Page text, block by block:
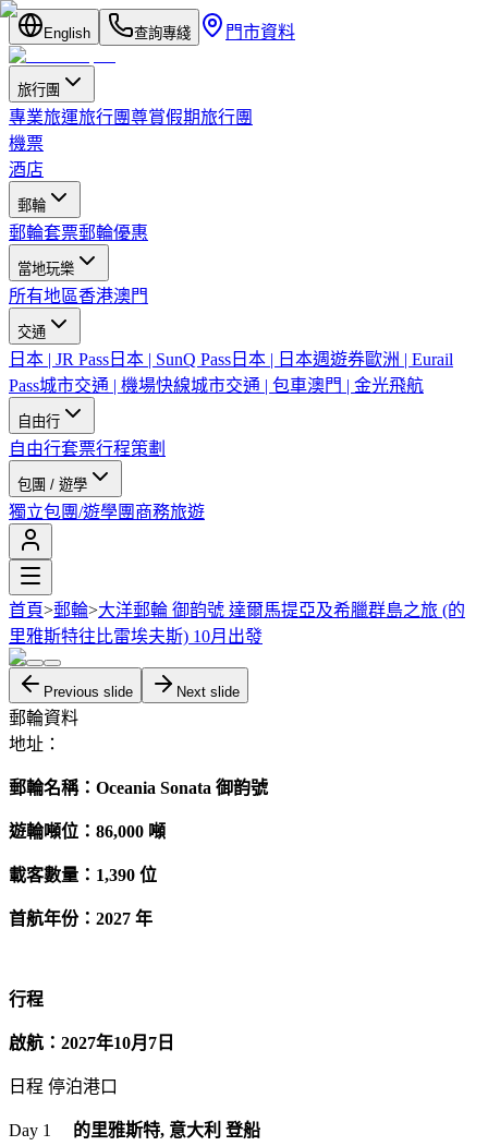
English 查詢專綫 門市資料
旅行團
專業旅運旅行團尊賞假期旅行團
機票
酒店
郵輪
郵輪套票郵輪優惠
當地玩樂
所有地區香港澳門
交通
日本 | JR Pass 日本 | SunQ Pass 日本 | 日本週遊券歐洲 | Eurail
Pass城市交通 | 機場快線城市交通 | 包車澳門 | 金光飛航
自由行
自由行套票行程策劃
包團 / 遊學
獨立包團/遊學團 商務旅遊
首頁>郵輪>大洋郵輪 御韵號 達爾馬提亞及希臘群島之旅 (的
里雅斯特往比雷埃夫斯) 10月出發
Previous slide Next slide
郵輪資料
地址：
郵輪名稱：Oceania Sonata 御韵號
遊輪噸位：86,000 噸
載客數量：1,390 位
首航年份：2027 年
行程
啟航：2027年10月7日
日程 停泊港口
Day 1 的里雅斯特, 意大利 登船